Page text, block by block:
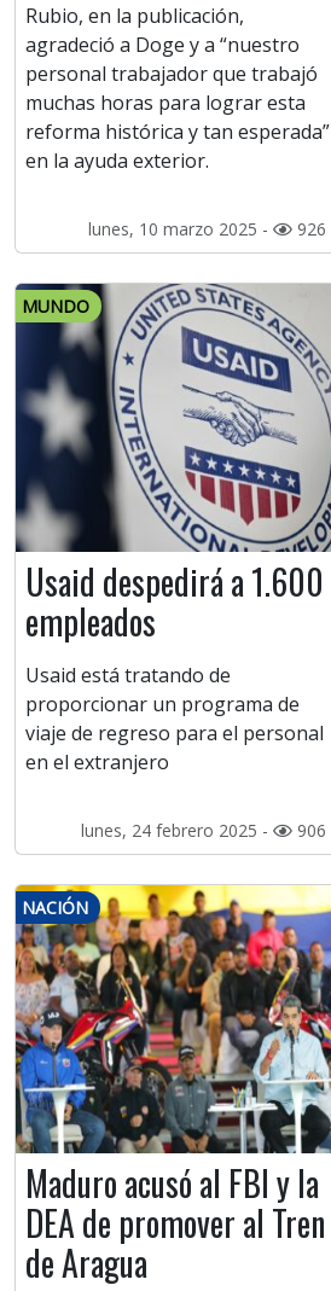
Rubio, en la publicación,
agradeció a Doge y a “nuestro
personal trabajador que trabajó
muchas horas para lograr esta
reforma histórica y tan esperada”
en la ayuda exterior.
lunes, 10 marzo 2025 - 926
MUNDO
Usaid despedirá a 1.600
empleados
Usaid está tratando de
proporcionar un programa de
viaje de regreso para el personal
en el extranjero
lunes, 24 febrero 2025 - 906
NACIÓN
Maduro acusó al FBI y la
DEA de promover al Tren
de Aragua